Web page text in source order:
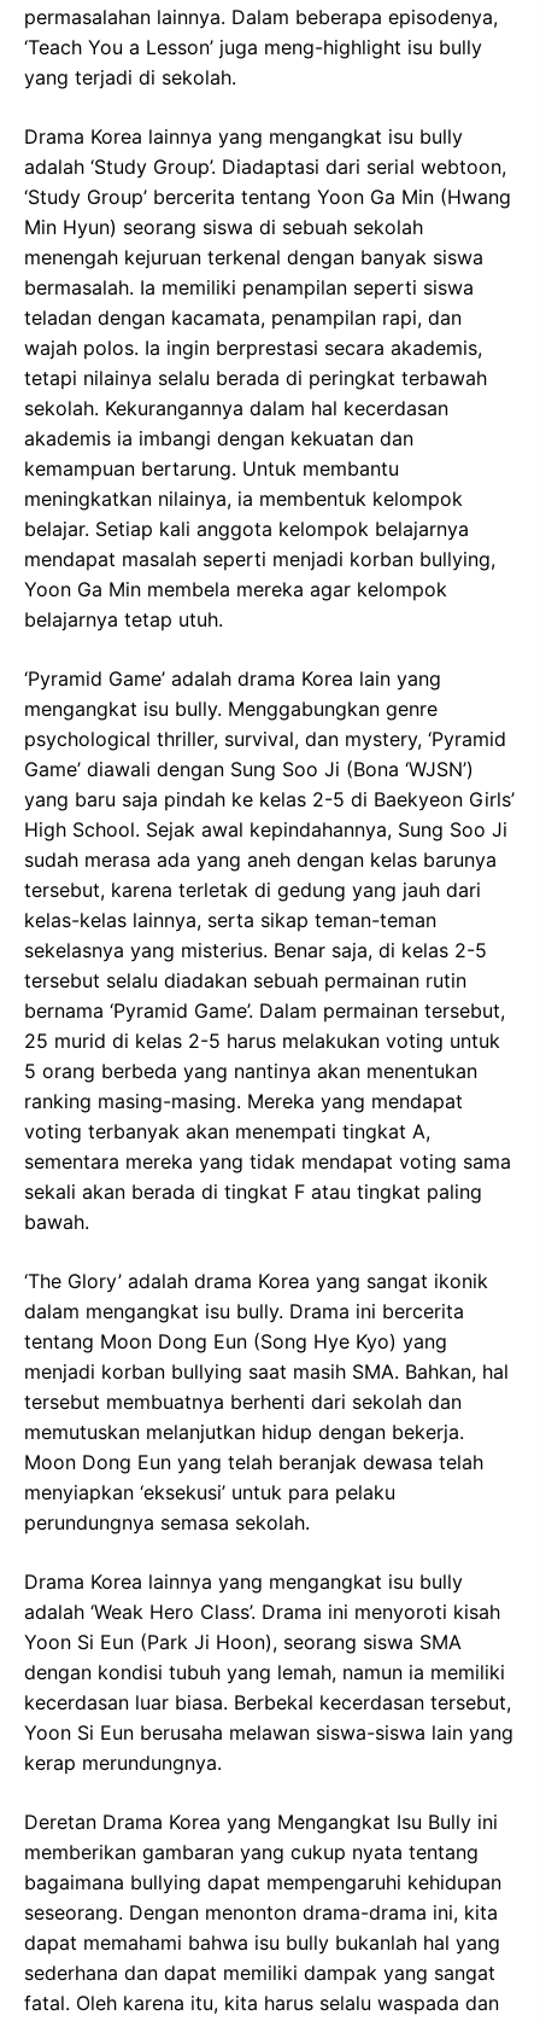
permasalahan lainnya. Dalam beberapa episodenya,
‘Teach You a Lesson’ juga meng-highlight isu bully
yang terjadi di sekolah.
Drama Korea lainnya yang mengangkat isu bully
adalah ‘Study Group’. Diadaptasi dari serial webtoon,
‘Study Group’ bercerita tentang Yoon Ga Min (Hwang
Min Hyun) seorang siswa di sebuah sekolah
menengah kejuruan terkenal dengan banyak siswa
bermasalah. Ia memiliki penampilan seperti siswa
teladan dengan kacamata, penampilan rapi, dan
wajah polos. Ia ingin berprestasi secara akademis,
tetapi nilainya selalu berada di peringkat terbawah
sekolah. Kekurangannya dalam hal kecerdasan
akademis ia imbangi dengan kekuatan dan
kemampuan bertarung. Untuk membantu
meningkatkan nilainya, ia membentuk kelompok
belajar. Setiap kali anggota kelompok belajarnya
mendapat masalah seperti menjadi korban bullying,
Yoon Ga Min membela mereka agar kelompok
belajarnya tetap utuh.
‘Pyramid Game’ adalah drama Korea lain yang
mengangkat isu bully. Menggabungkan genre
psychological thriller, survival, dan mystery, ‘Pyramid
Game’ diawali dengan Sung Soo Ji (Bona ‘WJSN’)
yang baru saja pindah ke kelas 2-5 di Baekyeon Girls’
High School. Sejak awal kepindahannya, Sung Soo Ji
sudah merasa ada yang aneh dengan kelas barunya
tersebut, karena terletak di gedung yang jauh dari
kelas-kelas lainnya, serta sikap teman-teman
sekelasnya yang misterius. Benar saja, di kelas 2-5
tersebut selalu diadakan sebuah permainan rutin
bernama ‘Pyramid Game’. Dalam permainan tersebut,
25 murid di kelas 2-5 harus melakukan voting untuk
5 orang berbeda yang nantinya akan menentukan
ranking masing-masing. Mereka yang mendapat
voting terbanyak akan menempati tingkat A,
sementara mereka yang tidak mendapat voting sama
sekali akan berada di tingkat F atau tingkat paling
bawah.
‘The Glory’ adalah drama Korea yang sangat ikonik
dalam mengangkat isu bully. Drama ini bercerita
tentang Moon Dong Eun (Song Hye Kyo) yang
menjadi korban bullying saat masih SMA. Bahkan, hal
tersebut membuatnya berhenti dari sekolah dan
memutuskan melanjutkan hidup dengan bekerja.
Moon Dong Eun yang telah beranjak dewasa telah
menyiapkan ‘eksekusi’ untuk para pelaku
perundungnya semasa sekolah.
Drama Korea lainnya yang mengangkat isu bully
adalah ‘Weak Hero Class’. Drama ini menyoroti kisah
Yoon Si Eun (Park Ji Hoon), seorang siswa SMA
dengan kondisi tubuh yang lemah, namun ia memiliki
kecerdasan luar biasa. Berbekal kecerdasan tersebut,
Yoon Si Eun berusaha melawan siswa-siswa lain yang
kerap merundungnya.
Deretan Drama Korea yang Mengangkat Isu Bully ini
memberikan gambaran yang cukup nyata tentang
bagaimana bullying dapat mempengaruhi kehidupan
seseorang. Dengan menonton drama-drama ini, kita
dapat memahami bahwa isu bully bukanlah hal yang
sederhana dan dapat memiliki dampak yang sangat
fatal. Oleh karena itu, kita harus selalu waspada dan